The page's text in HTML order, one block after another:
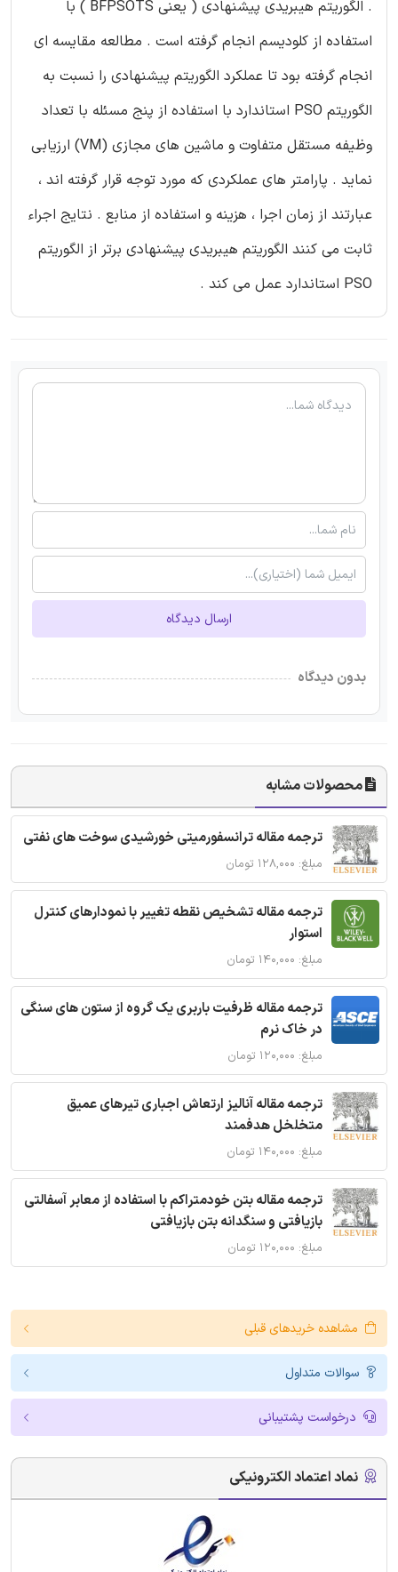
. الگوریتم هیبریدی پیشنهادی ( یعنی BFPSOTS ) با
استفاده از کلودیسم انجام گرفته است . مطالعه مقایسه ای
انجام گرفته بود تا عملکرد الگوریتم پیشنهادی را نسبت به
الگوریتم PSO استاندارد با استفاده از پنج مسئله با تعداد
وظیفه مستقل متفاوت و ماشین های مجازی (VM) ارزیابی
نماید . پارامتر های عملکردی که مورد توجه قرار گرفته اند ،
عبارتند از زمان اجرا ، هزینه و استفاده از منابع . نتایج اجراء
ثابت می کنند الگوریتم هیبریدی پیشنهادی برتر از الگوریتم
PSO استاندارد عمل می کند .
ارسال دیدگاه
بدون دیدگاه
محصولات مشابه
ترجمه مقاله ترانسفورمیتی خورشیدی سوخت های نفتی
مبلغ: ۱۲۸,۰۰۰ تومان
ترجمه مقاله تشخیص نقطه تغییر با نمودارهای کنترل
استوار
مبلغ: ۱۴۰,۰۰۰ تومان
ترجمه مقاله ظرفیت باربری یک گروه از ستون های سنگی
در خاک نرم
مبلغ: ۱۲۰,۰۰۰ تومان
ترجمه مقاله آنالیز ارتعاش اجباری تیرهای عمیق
متخلخل هدفمند
مبلغ: ۱۴۰,۰۰۰ تومان
ترجمه مقاله بتن خودمتراکم با استفاده از معابر آسفالتی
بازیافتی و سنگدانه بتن بازیافتی
مبلغ: ۱۲۰,۰۰۰ تومان
مشاهده خریدهای قبلی
سوالات متداول
درخواست پشتیبانی
نماد اعتماد الکترونیکی